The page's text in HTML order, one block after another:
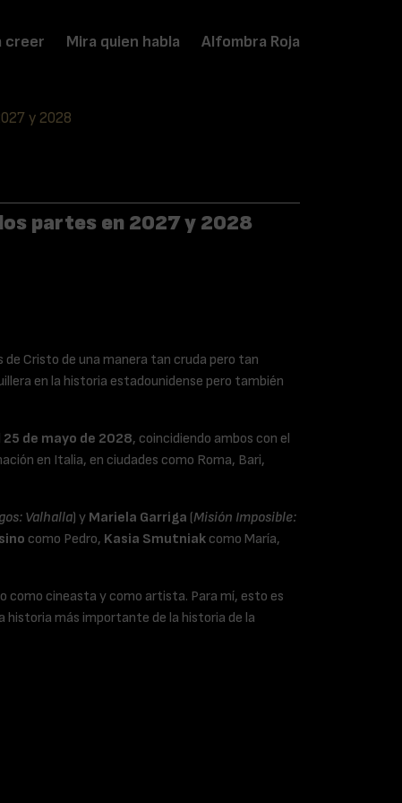
creer Mira quien habla Alfombra Roja
y 2028
partes en 2027 y 2028
Cristo de una manera tan cruda pero tan
en la historia estadounidense pero también
25 de mayo de 2028, coincidiendo ambos con el
en Italia, en ciudades como Roma, Bari,
Valhalla) y Mariela Garriga (Misión Imposible:
como Pedro, Kasia Smutniak como María,
como cineasta y como artista. Para mí, esto es
historia más importante de la historia de la